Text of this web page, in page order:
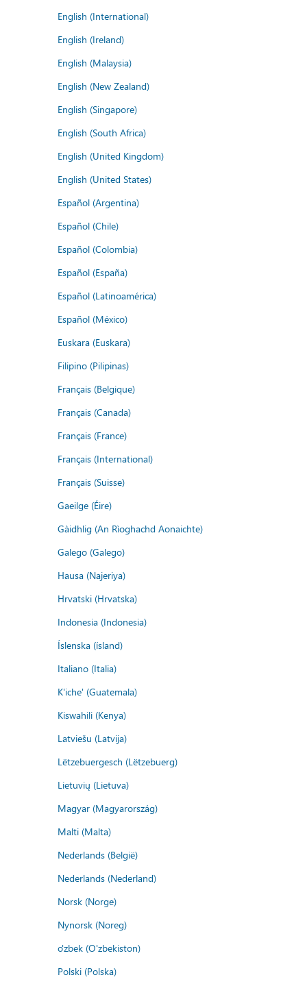
English (International)
English (Ireland)
English (Malaysia)
English (New Zealand)
English (Singapore)
English (South Africa)
English (United Kingdom)
English (United States)
Español (Argentina)
Español (Chile)
Español (Colombia)
Español (España)
Español (Latinoamérica)
Español (México)
Euskara (Euskara)
Filipino (Pilipinas)
Français (Belgique)
Français (Canada)
Français (France)
Français (International)
Français (Suisse)
Gaeilge (Éire)
Gàidhlig (An Rìoghachd Aonaichte)
Galego (Galego)
Hausa (Najeriya)
Hrvatski (Hrvatska)
Indonesia (Indonesia)
Íslenska (ísland)
Italiano (Italia)
K'iche' (Guatemala)
Kiswahili (Kenya)
Latviešu (Latvija)
Lëtzebuergesch (Lëtzebuerg)
Lietuvių (Lietuva)
Magyar (Magyarország)
Malti (Malta)
Nederlands (België)
Nederlands (Nederland)
Norsk (Norge)
Nynorsk (Noreg)
o'zbek (O'zbekiston)
Polski (Polska)